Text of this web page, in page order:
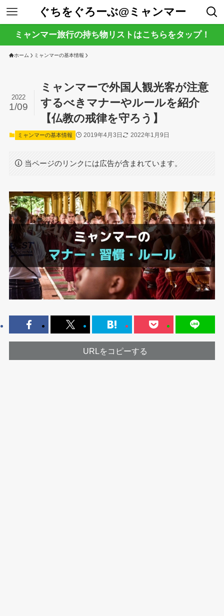
ぐちをぐろーぶ@ミャンマー
ミャンマー旅行の持ち物リストはこちらをタップ！
ホーム ミャンマーの基本情報
ミャンマーで外国人観光客が注意
するべきマナーやルールを紹介
【仏教の戒律を守ろう】
2022
1/09
ミャンマーの基本情報 2019年4月3日 2022年1月9日
当ページのリンクには広告が含まれています。
URLをコピーする